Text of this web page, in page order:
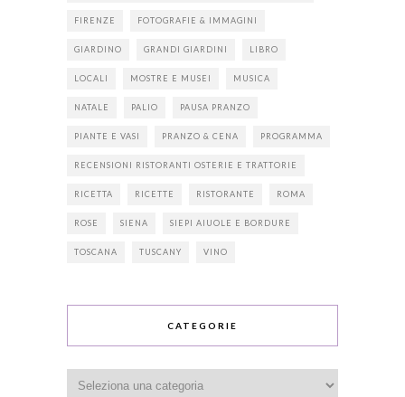
FIRENZE FOTOGRAFIE & IMMAGINI
GIARDINO GRANDI GIARDINI LIBRO
LOCALI MOSTRE E MUSEI MUSICA
NATALE PALIO PAUSA PRANZO
PIANTE E VASI PRANZO & CENA PROGRAMMA
RECENSIONI RISTORANTI OSTERIE E TRATTORIE
RICETTA RICETTE RISTORANTE ROMA
ROSE SIENA SIEPI AIUOLE E BORDURE
TOSCANA TUSCANY VINO
CATEGORIE